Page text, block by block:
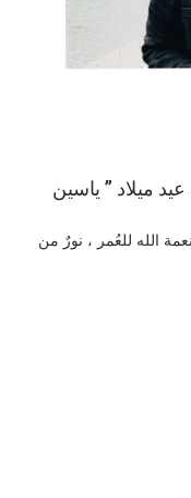
ميلاد ” ياسين
الله للعُمر ، نورٌ من